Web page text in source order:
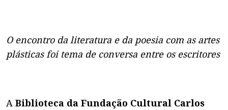
O encontro da literatura e da poesia com as artes
plásticas foi tema de conversa entre os escritores
A Biblioteca da Fundação Cultural Carlos